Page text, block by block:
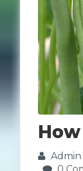
Admin